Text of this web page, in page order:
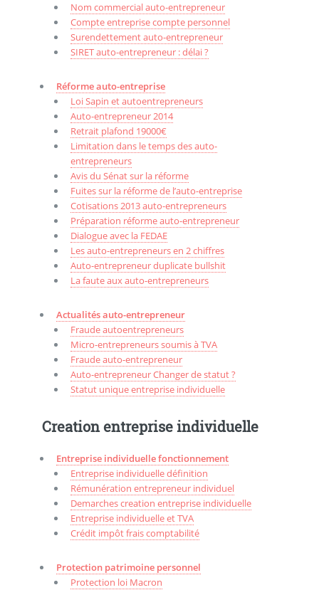
Nom commercial auto-entrepreneur
Compte entreprise compte personnel
Surendettement auto-entrepreneur
SIRET auto-entrepreneur : délai ?
Réforme auto-entreprise
Loi Sapin et autoentrepreneurs
Auto-entrepreneur 2014
Retrait plafond 19000€
Limitation dans le temps des auto-
entrepreneurs
Avis du Sénat sur la réforme
Fuites sur la réforme de l’auto-entreprise
Cotisations 2013 auto-entrepreneurs
Préparation réforme auto-entrepreneur
Dialogue avec la FEDAE
Les auto-entrepreneurs en 2 chiffres
Auto-entrepreneur duplicate bullshit
La faute aux auto-entrepreneurs
Actualités auto-entrepreneur
Fraude autoentrepreneurs
Micro-entrepreneurs soumis à TVA
Fraude auto-entrepreneur
Auto-entrepreneur Changer de statut ?
Statut unique entreprise individuelle
Creation entreprise individuelle
Entreprise individuelle fonctionnement
Entreprise individuelle définition
Rémunération entrepreneur individuel
Demarches creation entreprise individuelle
Entreprise individuelle et TVA
Crédit impôt frais comptabilité
Protection patrimoine personnel
Protection loi Macron